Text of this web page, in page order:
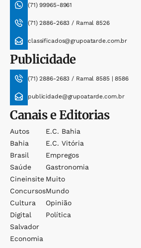
(71) 99965-8961
(71) 2886-2683 / Ramal 8526
classificados@grupoatarde.com.br
Publicidade
(71) 2886-2683 / Ramal 8585 | 8586
publicidade@grupoatarde.com.br
Canais e Editorias
Autos
Bahia
Brasil
Saúde
Cineinsite
Concursos
Cultura
Digital
Salvador
Economia
E.c. Bahia
E.c. Vitória
Empregos
Gastronomia
Muito
Mundo
Opinião
Política